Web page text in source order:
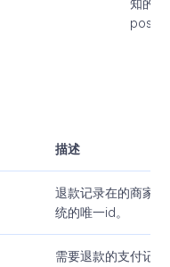
知的
post
描述
退款记录在的商家系
统的唯一id。
需要退款的支付记录